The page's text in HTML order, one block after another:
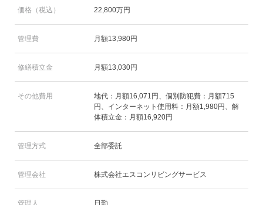
価格（税込） 22,800万円
管理費 月額13,980円
修繕積立金 月額13,030円
その他費用
地代：月額16,071円、個別防犯費：月額715
円、インターネット使用料：月額1,980円、解
体積立金：月額16,920円
管理方式 全部委託
管理会社 株式会社エスコンリビングサービス
管理人 日勤